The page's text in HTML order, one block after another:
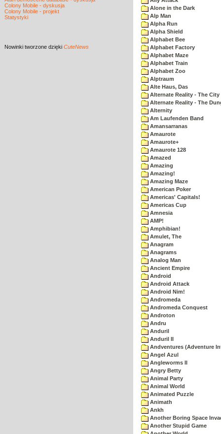
Colony Mobile - dyskusja
Colony Mobile - projekt
Statystyki
Nowinki tworzone dzięki CuteNews
Alone in the Dark
Alp Man
Alpha Run
Alpha Shield
Alphabet Bee
Alphabet Factory
Alphabet Maze
Alphabet Train
Alphabet Zoo
Alptraum
Alte Haus, Das
Alternate Reality - The City
Alternate Reality - The
Alternity
Am Laufenden Band
Amansarranas
Amaurote
Amaurote+
Amaurote 128
Amazed
Amazing
Amazing!
Amazing Maze
American Poker
Americas' Capitals!
Americas Cup
Amnesia
AMP!
Amphibian!
Amulet, The
Anagram
Anagrams
Analog Man
Ancient Empire
Android
Android Attack
Android Nim!
Andromeda
Andromeda Conquest
Androton
Andru
Anduril
Anduril II
Andventures (Adventure
Angel Azul
Angleworms II
Angry Betty
Animal Party
Animal World
Animated Puzzle
Animath
Ankh
Another Boring Space
Another Stupid Game